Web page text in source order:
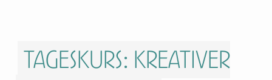
Tageskurs: Kreativer